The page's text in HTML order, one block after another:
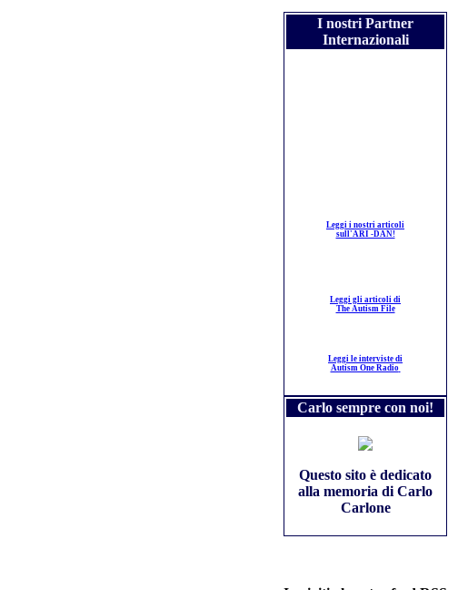
I nostri Partner
Internazionali
Leggi i nostri articoli
sull'ARI -DAN!
Leggi gli articoli di
The Autism File
Leggi le interviste di
Autism One Radio
Carlo sempre con noi!
Questo sito è dedicato
alla memoria di Carlo
Carlone